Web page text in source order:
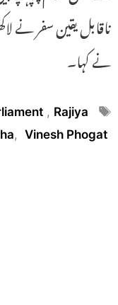
ناقابل یقین سفر نے
نے کہا۔
Tags
, Rajiya
, Vinesh Phogat